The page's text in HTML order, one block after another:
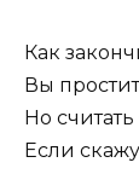
Как
Вы
Но
Если